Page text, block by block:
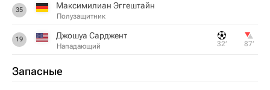
35 Максимилиан Эггештайн
Полузащитник
19 Джошуа Сарджент
Нападающий 32‎’‎ 87‎’‎
Запасные